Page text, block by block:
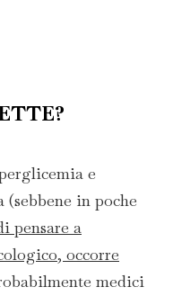
e
(sebbene in poche
pensare a
occorre
medici